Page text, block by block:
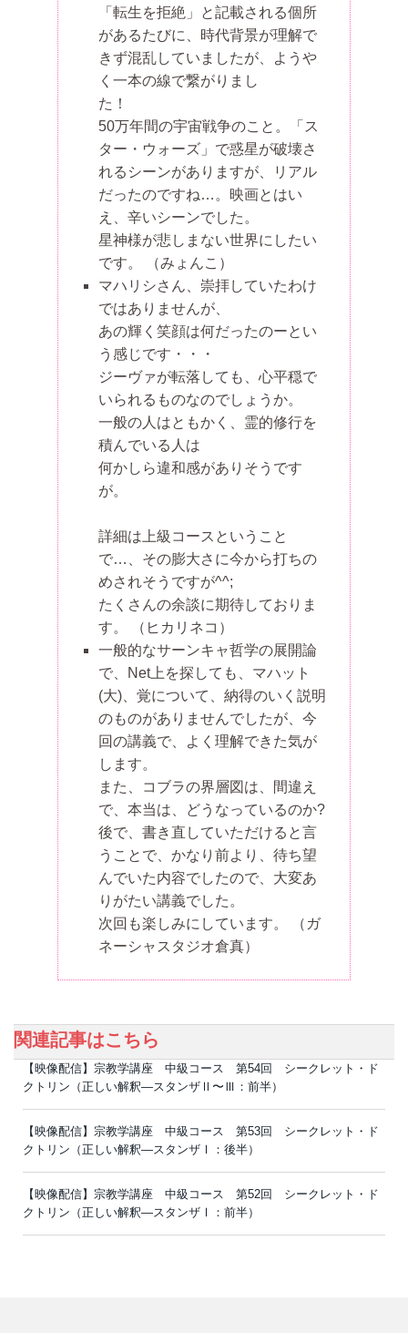
「転生を拒絶」と記載される個所
があるたびに、時代背景が理解で
きず混乱していましたが、ようや
く一本の線で繋がりまし
た！
50万年間の宇宙戦争のこと。「ス
ター・ウォーズ」で惑星が破壊さ
れるシーンがありますが、リアル
だったのですね…。映画とはい
え、辛いシーンでした。
星神様が悲しまない世界にしたい
です。
（みょんこ）
マハリシさん、崇拝していたわけ
ではありませんが、
あの輝く笑顔は何だったのーとい
う感じです・・・
ジーヴァが転落しても、心平穏で
いられるものなのでしょうか。
一般の人はともかく、霊的修行を
積んでいる人は
何かしら違和感がありそうです
が。
詳細は上級コースということ
で…、その膨大さに今から打ちの
めされそうですが^^;
たくさんの余談に期待しておりま
す。
（ヒカリネコ）
一般的なサーンキャ哲学の展開論
で、Net上を探しても、マハット
(大)、覚について、納得のいく説明
のものがありませんでしたが、今
回の講義で、よく理解できた気が
します。
また、コブラの界層図は、間違え
で、本当は、どうなっているのか?
後で、書き直していただけると言
うことで、かなり前より、待ち望
んでいた内容でしたので、大変あ
りがたい講義でした。
次回も楽しみにしています。
（ガ
ネーシャスタジオ倉真）
関連記事はこちら
【映像配信】宗教学講座 中級コース 第54回 シークレット・ド
クトリン（正しい解釈―スタンザⅡ〜Ⅲ：前半）
【映像配信】宗教学講座 中級コース 第53回 シークレット・ド
クトリン（正しい解釈―スタンザⅠ：後半）
【映像配信】宗教学講座 中級コース 第52回 シークレット・ド
クトリン（正しい解釈―スタンザⅠ：前半）